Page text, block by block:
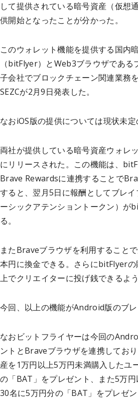
して提供されている暗号資産（仮想
供開始となったことが分かった。
このウォレット機能を提供する国内
（bitFlyer）とWeb3ブラウザであ
子会社でブロックチェーン関連業
SEZCが2月9日発表した。
なおiOS版の提供については現状未定
両社が提供している暗号資産ウォレ
にリリースされた。この機能は、
Brave Rewardsに連携することで
すると、翌月5日に報酬としてブレ
ーシックアテンショントークン）が
る。
またBraveブラウザを利用すること
本円に換金できる。さらにbitFlyer
上でクリエイターに投げ銭できるよう
今回、以上の機能がAndroid版のブレ
なおビットフライヤーは今回の
ントとBraveブラウザを連携してお
産を1万円以上5万円未満購入したユ
の「BAT」をプレゼント、また5万
30名に5万円分の「BAT」をプレゼ